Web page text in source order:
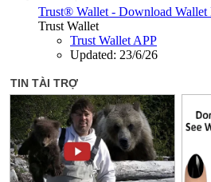
Trust® Wallet - Download Wallet
Trust Wallet
Trust Wallet APP
Updated: 23/6/26